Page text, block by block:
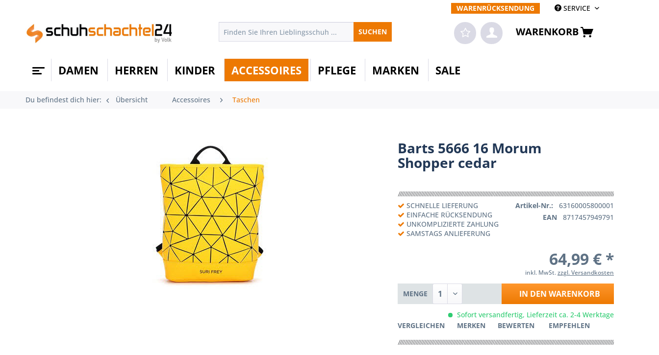
WARENRÜCKSENDUNG SERVICE
SUCHEN WARENKORB
DAMEN HERREN KINDER ACCESSOIRES PFLEGE MARKEN SALE
Du befindest dich hier: Übersicht Accessoires Taschen
Barts 5666 16 Morum
Shopper cedar
SCHNELLE LIEFERUNG
EINFACHE RÜCKSENDUNG
UNKOMPLIZIERTE ZAHLUNG
SAMSTAGS ANLIEFERUNG
Artikel-Nr.:
63160005800001
EAN
8717457949791
64,99 € *
inkl. MwSt.zzgl. Versandkosten
MENGE IN DEN WARENKORB
Sofort versandfertig, Lieferzeit ca. 2-4 Werktage
VERGLEICHEN
MERKEN BEWERTEN EMPFEHLEN